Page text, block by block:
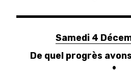
Samedi 4
De quel progrès